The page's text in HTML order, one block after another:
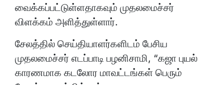
வைக்கப்பட்டுள்ளதாகவும் முதலமைச்சர்
விளக்கம் அளித்துள்ளார்.
சேலத்தில் செய்தியாளர்களிடம் பேசிய
முதலமைச்சர் எடப்பாடி பழனிசாமி, “கஜா புயல்
காரணமாக கடலோர மாவட்டங்கள் பெரும்